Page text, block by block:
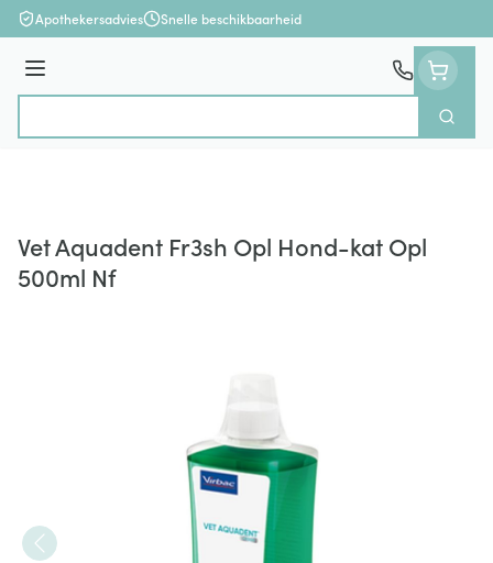
Ga naar de inhoud
Apothekersadvies Snelle beschikbaarheid
Menu
Zoek
Vet Aquadent Fr3sh Opl Hond-kat Opl
500ml Nf